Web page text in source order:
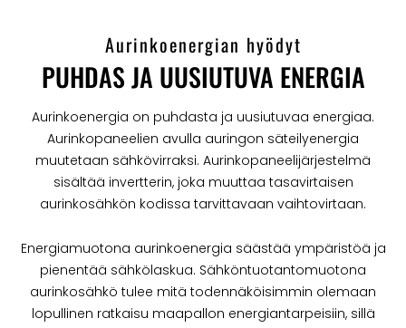
Aurinkoenergian hyödyt
PUHDAS JA UUSIUTUVA ENERGIA
Aurinkoenergia on puhdasta ja uusiutuvaa energiaa.
Aurinkopaneelien avulla auringon säteilyenergia
muutetaan sähkövirraksi. Aurinkopaneelijärjestelmä
sisältää invertterin, joka muuttaa tasavirtaisen
aurinkosähkön kodissa tarvittavaan vaihtovirtaan.
Energiamuotona aurinkoenergia säästää ympäristöä ja
pienentää sähkölaskua. Sähköntuotantomuotona
aurinkosähkö tulee mitä todennäköisimmin olemaan
lopullinen ratkaisu maapallon energiantarpeisiin, sillä